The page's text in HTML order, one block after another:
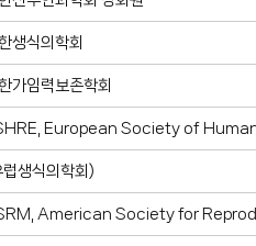
생식의학회
가임력보존학회
European Society of
럽생식의학회)
American Society for